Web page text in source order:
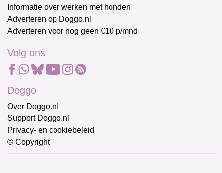
Informatie over werken met honden
Adverteren op Doggo.nl
Adverteren voor nog geen €10 p/mnd
Volg ons
Doggo
Over Doggo.nl
Support Doggo.nl
Privacy- en cookiebeleid
© Copyright